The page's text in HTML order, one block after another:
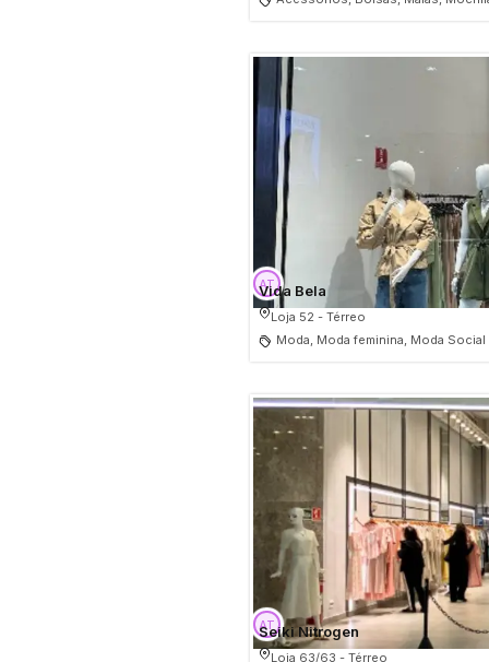
Vida Bela
Loja 52 - Térreo
Moda, Moda feminina, Moda Social
Seiki Nitrogen
Loja 63/63 - Térreo